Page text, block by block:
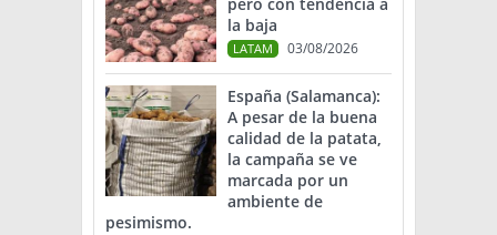
pero con tendencia a
la baja
LATAM 03/08/2026
España (Salamanca):
A pesar de la buena
calidad de la patata,
la campaña se ve
marcada por un
ambiente de
pesimismo.